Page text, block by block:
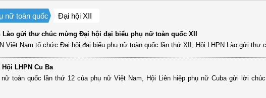
nữ toàn quốc Đại hội XII
Lào gửi thư chúc mừng Đại hội đại biểu phụ nữ toàn quốc XII
Việt Nam tổ chức Đại hội đại biểu phụ nữ toàn quốc lần thứ XII, Hội LHPN Lào gửi thư
LHPN Cu Ba
toàn quốc lần thứ 12 của phụ nữ Việt Nam, Hội Liên hiệp phụ nữ Cuba gửi lời